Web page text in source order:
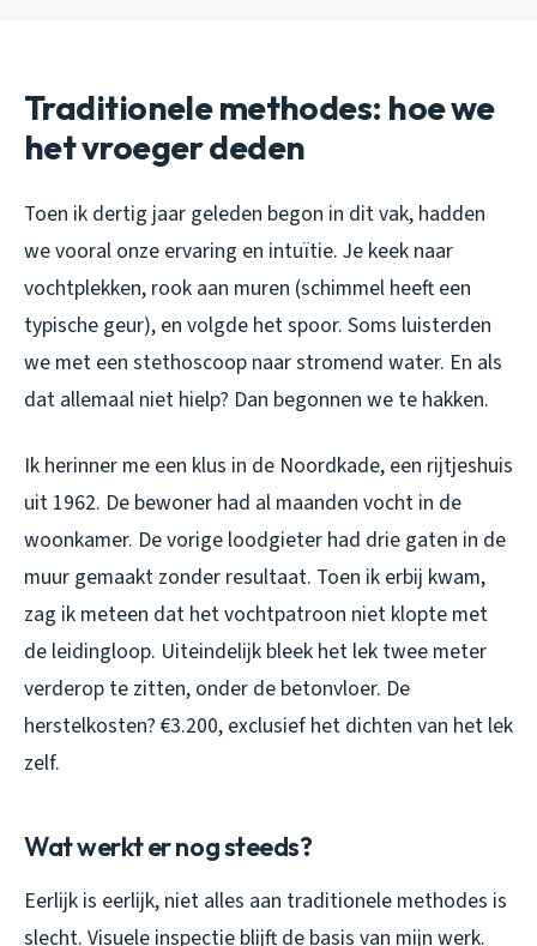
Traditionele methodes: hoe we
het vroeger deden
Toen ik dertig jaar geleden begon in dit vak, hadden
we vooral onze ervaring en intuïtie. Je keek naar
vochtplekken, rook aan muren (schimmel heeft een
typische geur), en volgde het spoor. Soms luisterden
we met een stethoscoop naar stromend water. En als
dat allemaal niet hielp? Dan begonnen we te hakken.
Ik herinner me een klus in de Noordkade, een rijtjeshuis
uit 1962. De bewoner had al maanden vocht in de
woonkamer. De vorige loodgieter had drie gaten in de
muur gemaakt zonder resultaat. Toen ik erbij kwam,
zag ik meteen dat het vochtpatroon niet klopte met
de leidingloop. Uiteindelijk bleek het lek twee meter
verderop te zitten, onder de betonvloer. De
herstelkosten? €3.200, exclusief het dichten van het lek
zelf.
Wat werkt er nog steeds?
Eerlijk is eerlijk, niet alles aan traditionele methodes is
slecht. Visuele inspectie blijft de basis van mijn werk.